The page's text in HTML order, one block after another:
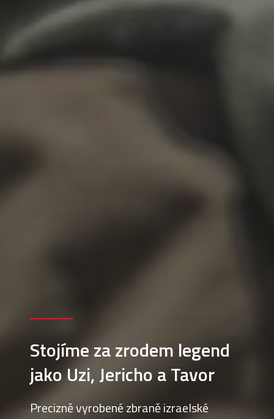
Stojíme za zrodem legend
jako Uzi, Jericho a Tavor
Precizně vyrobené zbraně izraelské